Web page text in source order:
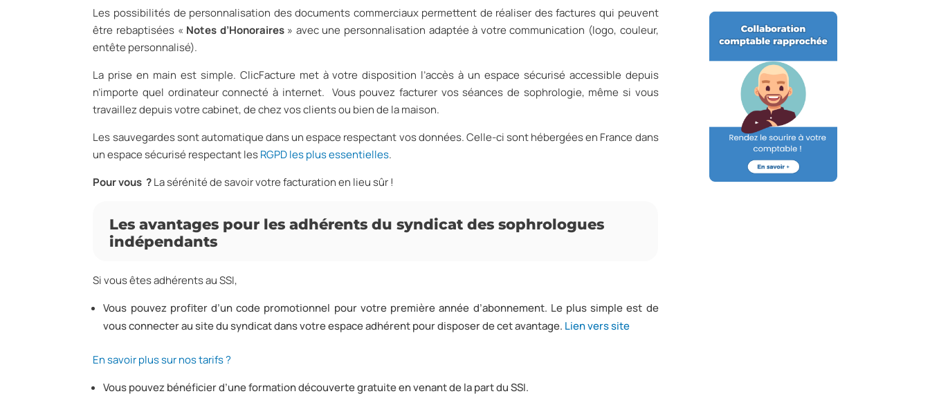
Les possibilités de personnalisation des documents commerciaux permettent de réaliser des factures qui peuvent
être rebaptisées « Notes d’Honoraires» avec une personnalisation adaptée à votre communication (logo, couleur,
entête personnalisé).
La prise en main est simple. ClicFacture met à votre disposition l’accès à un espace sécurisé accessible depuis
n’importe quel ordinateur connecté à internet. Vous pouvez facturer vos séances de sophrologie, même si vous
travaillez depuis votre cabinet, de chez vos clients ou bien de la maison.
Les sauvegardes sont automatique dans un espace respectant vos données. Celle-ci sont hébergées en France dans
un espace sécurisé respectant lesRGPD les plus essentielles.
Pour vous ?La sérénité de savoir votre facturation en lieu sûr !
Les avantages pour les adhérents du syndicat des sophrologues
indépendants
Si vous êtes adhérents au SSI,
Vous pouvez profiter d’un code promotionnel pour votre première année d’abonnement. Le plus simple est de
vous connecter au site du syndicat dans votre espace adhérent pour disposer de cet avantage. Lien vers site
En savoir plus sur nos tarifs ?
Vous pouvez bénéficier d’une formation découverte gratuite en venant de la part du SSI.